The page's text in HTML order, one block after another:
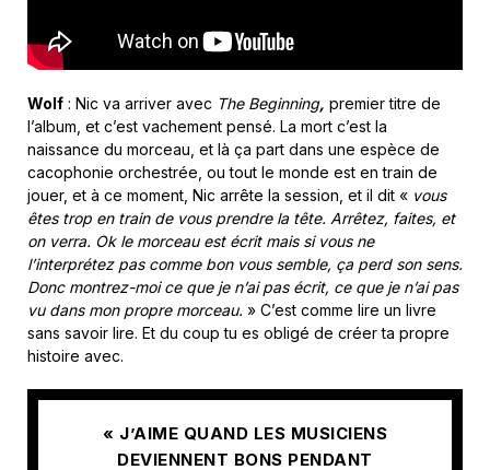
Wolf : Nic va arriver avec The Beginning, premier titre de
l’album, et c’est vachement pensé. La mort c’est la
naissance du morceau, et là ça part dans une espèce de
cacophonie orchestrée, ou tout le monde est en train de
jouer, et à ce moment, Nic arrête la session, et il dit « vous
êtes trop en train de vous prendre la tête. Arrêtez, faites, et
on verra. Ok le morceau est écrit mais si vous ne
l’interprétez pas comme bon vous semble, ça perd son sens.
Donc montrez-moi ce que je n’ai pas écrit, ce que je n’ai pas
vu dans mon propre morceau. » C’est comme lire un livre
sans savoir lire. Et du coup tu es obligé de créer ta propre
histoire avec.
« J’AIME QUAND LES MUSICIENS
DEVIENNENT BONS PENDANT